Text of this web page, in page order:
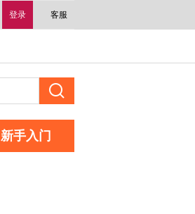
登录 客服
新手入门